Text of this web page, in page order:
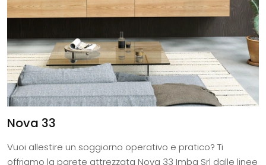
Nova 33
Vuoi allestire un soggiorno operativo e pratico? Ti
offriamo la parete attrezzata Nova 33 Imba Srl dalle linee